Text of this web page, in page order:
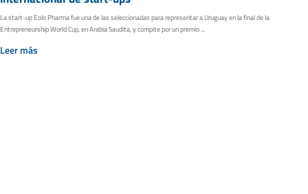
La start-up Eolo Pharma fue una de las seleccionadas para representar a Uruguay en la final de la
Entrepreneurship World Cup, en Arabia Saudita, y compite por un premio ...
Leer más